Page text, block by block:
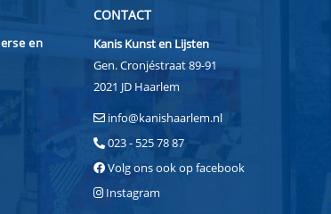
en
CONTACT
Kanis Kunst en Lijsten
Gen. Cronjéstraat 89-91
2021 JD Haarlem
info@kanishaarlem.nl
023 - 525 78 87
Volg ons ook op facebook
Instagram